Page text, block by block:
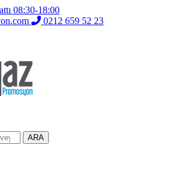
08:30-18:00
0212 659 52 23
ARA